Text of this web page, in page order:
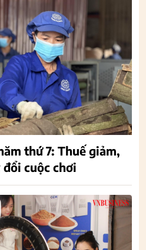
thứ 7: Thuế giảm,
cuộc chơi